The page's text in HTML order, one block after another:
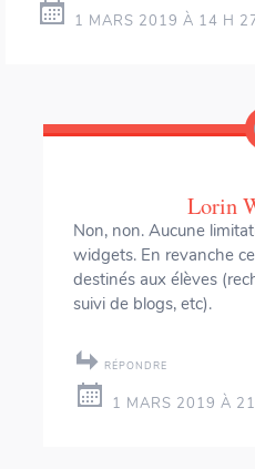
1 MARS 2019 À 14 H
Lorin
Non, non. Aucune
widgets. En revanche
destinés aux élèves
suivi de blogs, etc).
RÉPONDRE
1 MARS 2019 À